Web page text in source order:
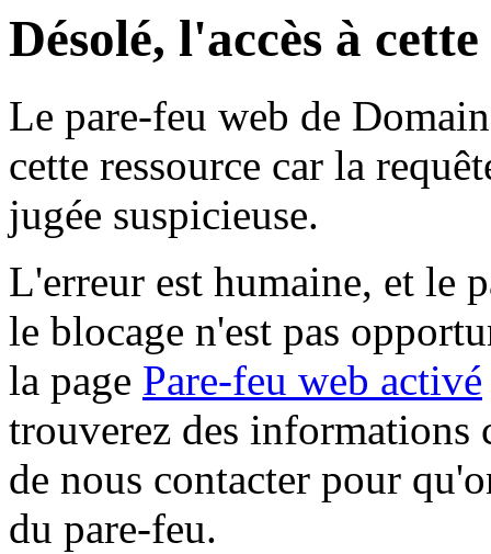
Désolé, l'accès à
Le pare-feu web de
cette ressource car la
jugée suspicieuse.
L'erreur est humaine, et le
le blocage n'est pas
la page Pare-feu web activé
trouverez des informations
de nous contacter pour
du pare-feu.